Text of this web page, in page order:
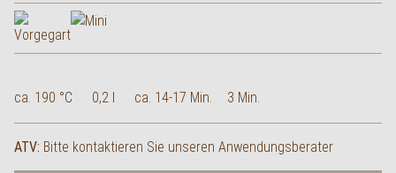
ca. 190 °C 0,2 l ca. 14-17 Min. 3 Min.
ATV: Bitte kontaktieren Sie unseren Anwendungsberater